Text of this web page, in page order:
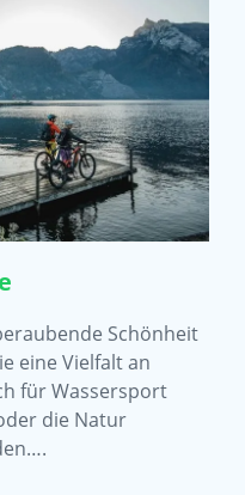
Schönheit
eine Vielfalt an
für Wassersport
die Natur